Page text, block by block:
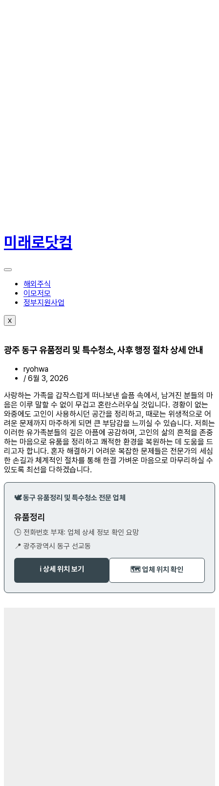
텐
츠
너
미래로닷컴
해외주식
이모저모
정부지원사업
X
광주 동구 유품정리 및 특수청소, 사후 행정 절차 상세 안내
ryohwa
/ 6월 3, 2026
사랑하는 가족을 갑작스럽게 떠나보낸 슬픔 속에서, 남겨진 분들의 마
음은 이루 말할 수 없이 무겁고 혼란스러우실 것입니다. 경황이 없는
와중에도 고인이 사용하시던 공간을 정리하고, 때로는 위생적으로 어
려운 문제까지 마주하게 되면 큰 부담감을 느끼실 수 있습니다. 저희는
이러한 유가족분들의 깊은 아픔에 공감하며, 고인의 삶의 흔적을 존중
하는 마음으로 유품을 정리하고 쾌적한 환경을 복원하는 데 도움을 드
리고자 합니다. 혼자 해결하기 어려운 복잡한 문제들은 전문가의 세심
한 손길과 체계적인 절차를 통해 한결 가벼운 마음으로 마무리하실 수
있도록 최선을 다하겠습니다.
🕊️ 동구 유품정리 및 특수청소 전문 업체
유품정리
🕒 전화번호 부재: 업체 상세 정보 확인 요망
📍 광주광역시 동구 선교동
ℹ️ 상세 위치 보기 🗺️ 업체 위치 확인